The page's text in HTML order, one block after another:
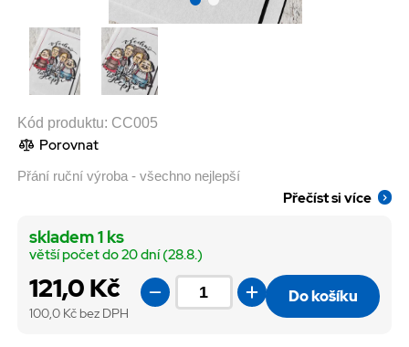
Kód produktu: CC005
Porovnat
Přání ruční výroba - všechno nejlepší
Přečíst si více
121,0 Kč
100,0 Kč bez DPH
skladem 1 ks
větší počet do 20 dní (28.8.)
Do košíku